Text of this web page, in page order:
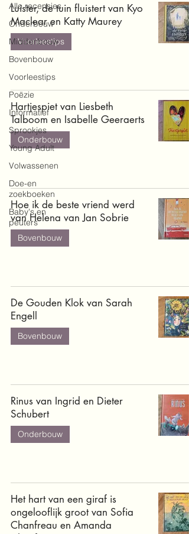
Alle recensies
Onderbouw
Middenbouw
Bovenbouw
Voorleestips
Poëzie
Informatief
Sprookjes
Young Adult
Volwassenen
Doe-en
zoekboeken
Baby's en
peuters
Luister, de tuin fluistert van Kyo
Maclear en Katty Maurey
Voorleestips
Hartjespiet van Liesbeth
Talboom en Isabelle Geeraerts
Onderbouw
Hoe ik de beste vriend werd
van Helena van Jan Sobrie
Bovenbouw
De Gouden Klok van Sarah
Engell
Bovenbouw
Rinus van Ingrid en Dieter
Schubert
Onderbouw
Het hart van een giraf is
ongelooflijk groot van Sofia
Chanfreau en Amanda